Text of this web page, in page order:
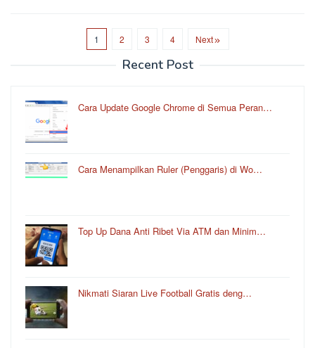
1 2 3 4 Next
Recent Post
Cara Update Google Chrome di Semua Peran…
Cara Menampilkan Ruler (Penggaris) di Wo…
Top Up Dana Anti Ribet Via ATM dan Minim…
Nikmati Siaran Live Football Gratis deng…